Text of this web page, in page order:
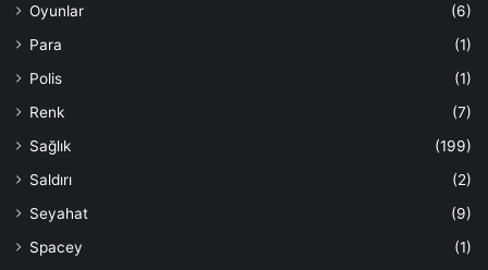
Oyunlar
(6)
Para
(1)
Polis
(1)
Renk
(7)
Sağlık
(199)
Saldırı
(2)
Seyahat
(9)
Spacey
(1)